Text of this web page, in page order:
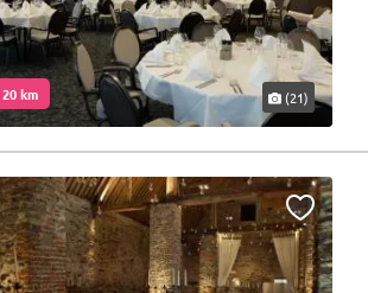
km (21)